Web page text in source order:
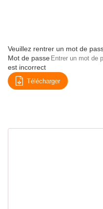
Veuillez rentrer un mot de
Mot de passe
est incorrect
Télécharger